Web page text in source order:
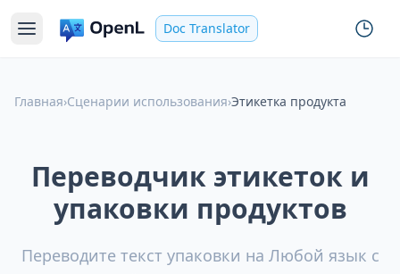
Doc Translator
Главная›Сценарии использования›Этикетка продукта
Переводчик этикеток и
упаковки продуктов
Переводите текст упаковки на Любой язык с